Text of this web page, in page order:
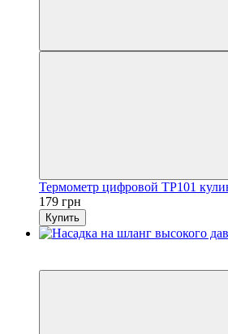
Термометр цифровой TP101
179 грн
Купить